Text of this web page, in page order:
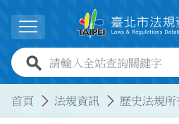
展開選單
全站查詢關鍵字欄位
首頁 法規資訊 歷史法規所